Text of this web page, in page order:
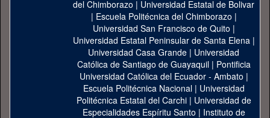
del Chimborazo | Universidad Estatal de Bolivar
| Escuela Politécnica del Chimborazo |
Universidad San Francisco de Quito |
Universidad Estatal Peninsular de Santa Elena|
Universidad Casa Grande | Universidad
Católica de Santiago de Guayaquil| Pontificia
Universidad Católica del Ecuador - Ambato |
Escuela Politécnica Nacional| Universidad
Politécnica Estatal del Carchi| Universidad de
Especialidades Espíritu Santo | Instituto de